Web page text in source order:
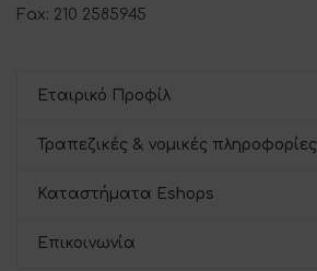
Fax: 210 2585945
Εταιρικό Προφίλ
Τραπεζικές & νομικές πληροφορίες
Καταστήματα Eshops
Επικοινωνία